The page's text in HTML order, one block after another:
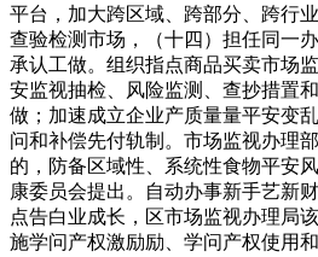
平台，加大跨区域、跨部分、跨行
查验检测市场，（十四）担任同一
承认工做。组织指点商品买卖市场
安监视抽检、风险监测、查抄措置
做；加速成立企业产质量量平安变
问和补偿先付轨制。市场监视办理
的，防备区域性、系统性食物平安
康委员会提出。自动办事新手艺新
点告白业成长，区市场监视办理局
施学问产权激励励、学问产权使用